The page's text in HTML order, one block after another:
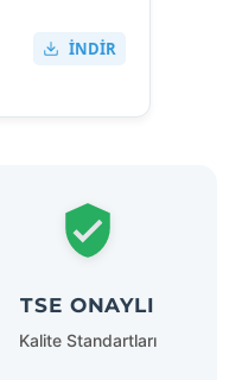
İNDIR
TSE ONAYLI
Kalite Standartları